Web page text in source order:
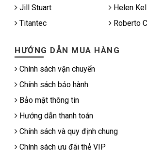
Jill Stuart
Helen
Titantec
Roberto
HƯỚNG DẪN MUA HÀNG
Chính sách vận chuyển
Chính sách bảo hành
Bảo mật thông tin
Hướng dẫn thanh toán
Chính sách và quy định chung
Chính sách ưu đãi thẻ VIP